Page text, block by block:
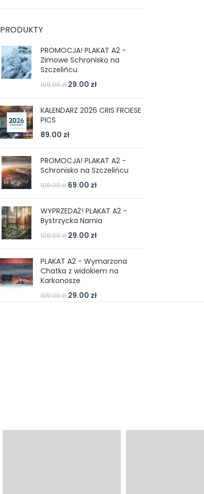
PRODUKTY
PROMOCJA! PLAKAT A2 -
Zimowe Schronisko na
Szczelińcu
109.00zł 29.00 zł
KALENDARZ 2026 CRIS FROESE
PICS
89.00 zł
PROMOCJA! PLAKAT A2 -
Schronisko na Szczelińcu
109.00zł 69.00 zł
WYPRZEDAŻ! PLAKAT A2 -
Bystrzycka Narnia
109.00zł 29.00 zł
PLAKAT A2 - Wymarzona
Chatka z widokiem na
Karkonosze
109.00zł 29.00 zł